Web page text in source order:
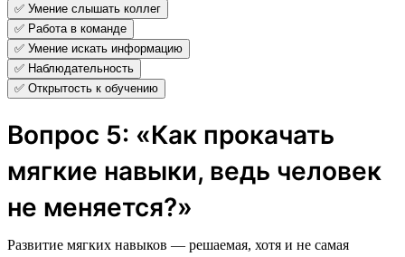
✅ Умение слышать коллег
✅ Работа в команде
✅ Умение искать информацию
✅ Наблюдательность
✅ Открытость к обучению
Вопрос 5: «Как прокачать
мягкие навыки, ведь человек
не меняется?»
Развитие мягких навыков — решаемая, хотя и не самая